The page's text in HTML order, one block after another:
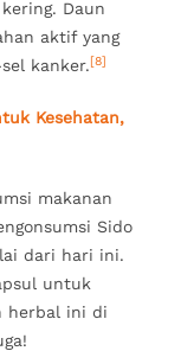
Daun
aktif yang
kanker.[8]
Kesehatan,
makanan
Sido
dari hari ini.
untuk
herbal ini di